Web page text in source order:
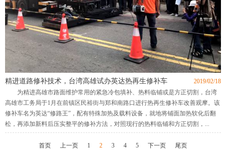
2019/02/18
精进道路修补技术，台湾高雄试办英达热再生修补车
为精进高雄市路面维护常用的紧急冷包填补、热料临铺或是方正切割，台湾
高雄市工务局于1月在前镇区民裕街与郑和南路口进行热再生修补车改善观摩。该
修补车名为英达“修路王”，配有特殊加热及载料设备，就地将铺面加热软化后翻
松，再添加新料后压实整平的修补方法，对照现行的热料临铺和方正切割，...
首页 上一页 1 2 3 4 5 下一页 尾页